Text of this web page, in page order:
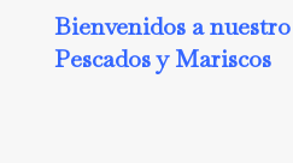
Bienvenidos a
Pescados y Mariscos